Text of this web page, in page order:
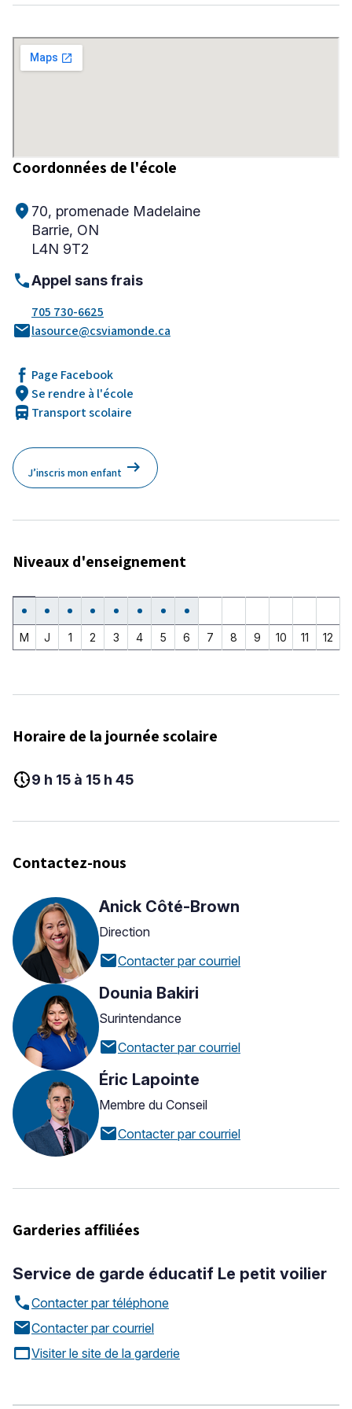
Niveau
RECHERCHER
Coordonnées de l'école
location_on 70, promenade Madelaine
Barrie, ON
L4N 9T2
callAppel sans frais
705 730-6625
maillasource@csviamonde.ca
Page Facebook
location_onSe rendre à l'école
directions_bus Transport scolaire
J’inscris mon enfant arrow_right_alt
Niveaux d'enseignement
Maternelle
Jardin
d'enfants
1ère
année
2e
année
3e
année
4e
année
5e
année
6e
année
7e
année
8e
année
9e
année
10e
année
11e
année
12e
année
M
J 1 2 3 4 5 6 7 8 9 10 11 12
Horaire de la journée scolaire
nest_clock_farsight_analog9 h 15 à 15 h 45
Contactez-nous
Anick Côté-Brown
Direction
mailContacter par courriel
Dounia Bakiri
Surintendance
mailContacter par courriel
Éric Lapointe
Membre du Conseil
mailContacter par courriel
Garderies affiliées
Service de garde éducatif Le petit voilier
callContacter par téléphone
mailContacter par courriel
web_assetVisiter le site de la garderie